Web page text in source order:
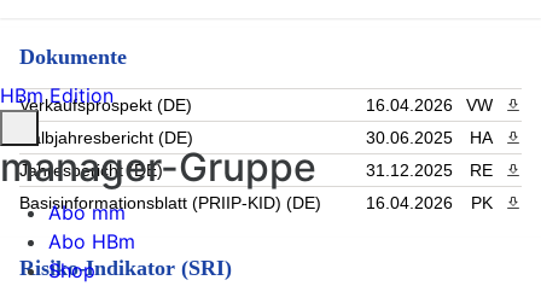
Dokumente
Verkaufsprospekt (DE) 16.04.2026 VW
Halbjahresbericht (DE)
30.06.2025 HA
Jahresbericht (DE)
31.12.2025 RE
Basisinformationsblatt (PRIIP-KID) (DE)
16.04.2026 PK
Risiko-Indikator (SRI)
HBm Edition
manager-Gruppe
Abo mm
Abo HBm
Shop